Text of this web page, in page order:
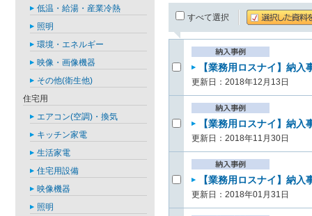
すべて選択
【業務用ロスナイ】納
更新日：2018年12月13日
【業務用ロスナイ】納
更新日：2018年11月30日
【業務用ロスナイ】納
更新日：2018年01月31日
低温・給湯・産業冷熱
照明
環境・エネルギー
映像・画像機器
その他(衛生他)
住宅用
エアコン(空調)・換気
キッチン家電
生活家電
住宅用設備
映像機器
照明